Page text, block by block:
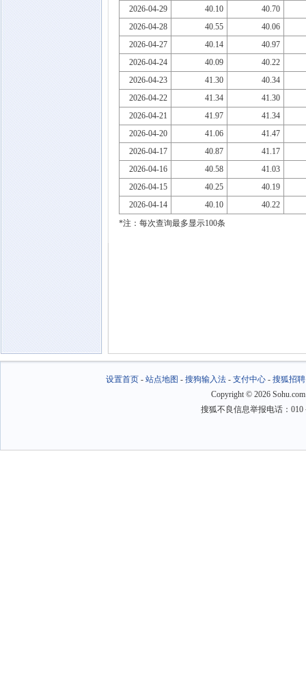
2026-04-29
40.10
40.70
2026-04-28
40.55
40.06
2026-04-27
40.14
40.97
2026-04-24
40.09
40.22
2026-04-23
41.30
40.34
2026-04-22
41.34
41.30
2026-04-21
41.97
41.34
2026-04-20
41.06
41.47
2026-04-17
40.87
41.17
2026-04-16
40.58
41.03
2026-04-15
40.25
40.19
2026-04-14
40.10
40.22
*注：每次查询最多显示100条
设置首页- 站点地图 - 搜狗输入法- 支付中心- 搜狐招聘
Copyright © 2026
搜狐不良信息举报电话：010